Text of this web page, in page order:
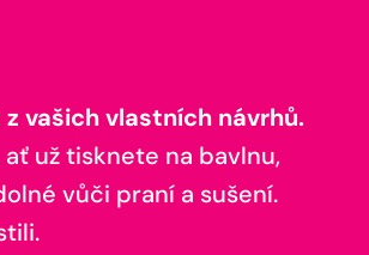
vašich vlastních návrhů.
už tisknete na bavlnu,
vůči praní a sušení.